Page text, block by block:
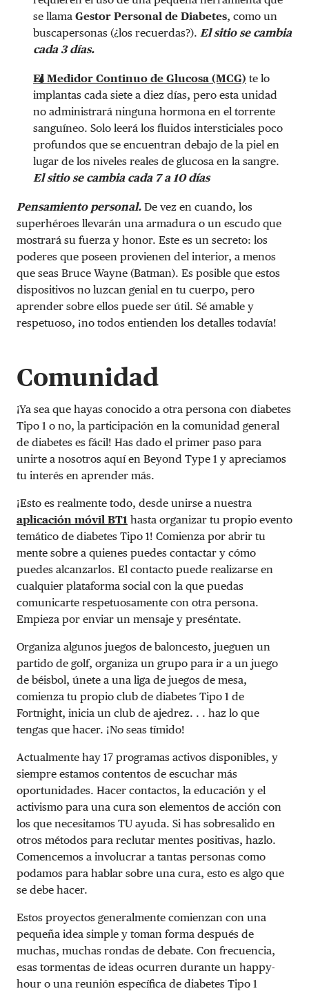
se llama Gestor Personal de Diabetes, como un
buscapersonas (¿los recuerdas?). El sitio se cambia
cada 3 días.
El Medidor Continuo de Glucosa (MCG) te lo
implantas cada siete a diez días, pero esta unidad
no administrará ninguna hormona en el torrente
sanguíneo. Solo leerá los fluidos intersticiales poco
profundos que se encuentran debajo de la piel en
lugar de los niveles reales de glucosa en la sangre.
El sitio se cambia cada 7 a 10 días
Pensamiento personal. De vez en cuando, los
superhéroes llevarán una armadura o un escudo que
mostrará su fuerza y ​​honor. Este es un secreto: los
poderes que poseen provienen del interior, a menos
que seas Bruce Wayne (Batman). Es posible que estos
dispositivos no luzcan genial en tu cuerpo, pero
aprender sobre ellos puede ser útil. Sé amable y
respetuoso, ¡no todos entienden los detalles todavía!
Comunidad
¡Ya sea que hayas conocido a otra persona con diabetes
Tipo 1 o no, la participación en la comunidad general
de diabetes es fácil! Has dado el primer paso para
unirte a nosotros aquí en Beyond Type 1 y apreciamos
tu interés en aprender más.
¡Esto es realmente todo, desde unirse a nuestra
aplicación móvil BT1 hasta organizar tu propio evento
temático de diabetes Tipo 1! Comienza por abrir tu
mente sobre a quienes puedes contactar y cómo
puedes alcanzarlos. El contacto puede realizarse en
cualquier plataforma social con la que puedas
comunicarte respetuosamente con otra persona.
Empieza por enviar un mensaje y preséntate.
Organiza algunos juegos de baloncesto, jueguen un
partido de golf, organiza un grupo para ir a un juego
de béisbol, únete a una liga de juegos de mesa,
comienza tu propio club de diabetes Tipo 1 de
Fortnight, inicia un club de ajedrez. . . haz lo que
tengas que hacer. ¡No seas tímido!
Actualmente hay 17 programas activos disponibles, y
siempre estamos contentos de escuchar más
oportunidades. Hacer contactos, la educación y el
activismo para una cura son elementos de acción con
los que necesitamos TU ayuda. Si has sobresalido en
otros métodos para reclutar mentes positivas, hazlo.
Comencemos a involucrar a tantas personas como
podamos para hablar sobre una cura, esto es algo que
se debe hacer.
Estos proyectos generalmente comienzan con una
pequeña idea simple y toman forma después de
muchas, muchas rondas de debate. Con frecuencia,
esas tormentas de ideas ocurren durante un happy-
hour o una reunión específica de diabetes Tipo 1